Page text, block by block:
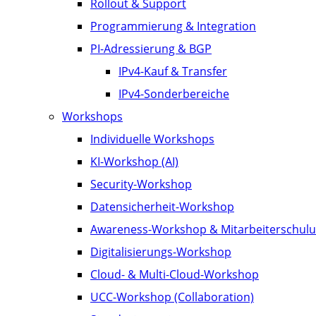
Rollout & Support
Programmierung & Integration
PI-Adressierung & BGP
IPv4-Kauf & Transfer
IPv4-Sonderbereiche
Workshops
Individuelle Workshops
KI-Workshop (AI)
Security-Workshop
Datensicherheit-Workshop
Awareness-Workshop &
Digitalisierungs-Workshop
Cloud- & Multi-Cloud-Workshop
UCC-Workshop (Collaboration)